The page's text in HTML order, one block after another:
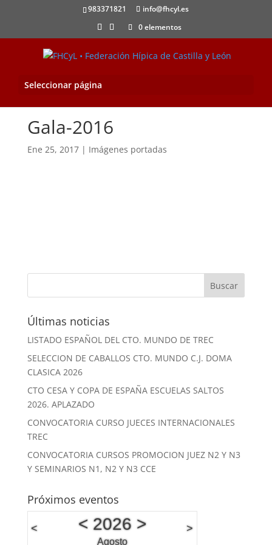
983371821
info@fhcyl.es
0 elementos
Seleccionar página
Gala-2016
Ene 25, 2017| Imágenes portadas
Últimas noticias
LISTADO ESPAÑOL DEL CTO. MUNDO DE TREC
SELECCION DE CABALLOS CTO. MUNDO C.J. DOMA
CLASICA 2026
CTO CESA Y COPA DE ESPAÑA ESCUELAS SALTOS
2026. APLAZADO
CONVOCATORIA CURSO JUECES INTERNACIONALES
TREC
CONVOCATORIA CURSOS PROMOCION JUEZ N2 Y N3
Y SEMINARIOS N1, N2 Y N3 CCE
Próximos eventos
< < 2026>
Agosto
>